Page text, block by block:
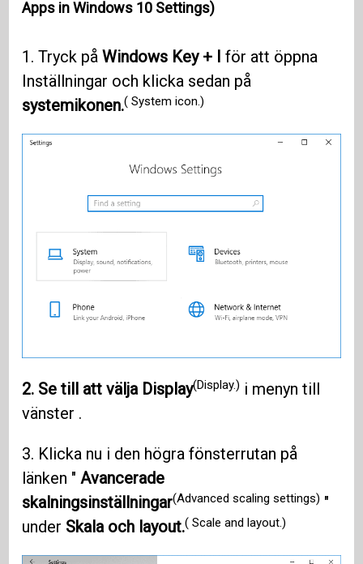
Apps in Windows 10 Settings)
1. Tryck påWindows Key + I
för att öppna
Inställningar och klicka sedan på
systemikonen.( System icon.)
2. Se till att välja Display(Display.) i menyn till
vänster .
3. Klicka nu i den högra fönsterrutan på
länken "Avancerade
skalningsinställningar(Advanced scaling settings) "
under Skala och layout.( Scale and layout.)